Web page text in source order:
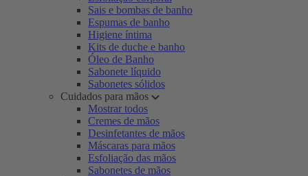
Sais e bombas de banho
Espumas de banho
Higiene íntima
Kits de duche e banho
Óleo de Banho
Sabonete líquido
Sabonetes sólidos
Cuidados para mãos
Mostrar todos
Cremes de mãos
Desinfetantes de mãos
Máscaras para mãos
Esfoliação das mãos
Sabonetes de mãos